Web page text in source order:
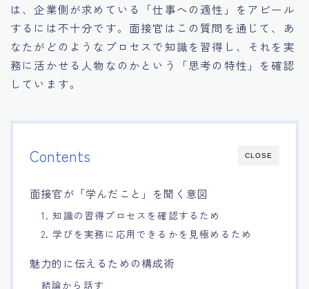
15.職場適応力をアピールする方法
16.エージェントと良好な関係を築く方法
17.面接でブランクを効果的に伝える方法
は、企業側が求めている「仕事への適性」をアピール
するには不十分です。面接官はこの質問を通じて、あ
なたがどのようなプロセスで知識を習得し、それを実
務に活かせる人物なのかという「思考の特性」を確認
しています。
CLOSE
Contents
面接官が「学んだこと」を聞く意図
1. 知識の習得プロセスを確認するため
2. 学びを実務に応用できるかを見極めるため
魅力的に伝えるための構成術
結論から話す